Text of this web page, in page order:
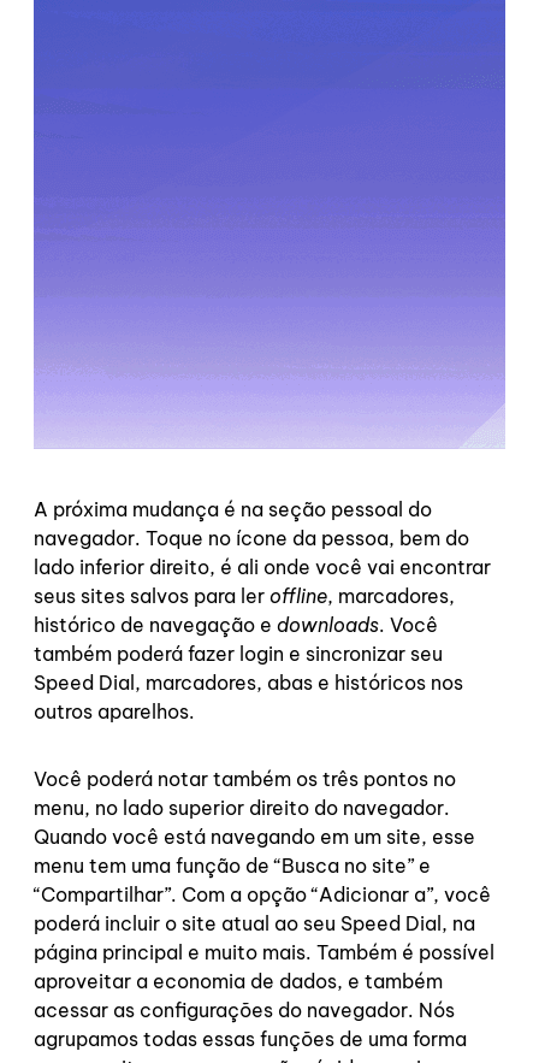
A próxima mudança é na seção pessoal do
navegador. Toque no ícone da pessoa, bem do
lado inferior direito, é ali onde você vai encontrar
seus sites salvos para ler offline, marcadores,
histórico de navegação e downloads. Você
também poderá fazer login e sincronizar seu
Speed Dial, marcadores, abas e históricos nos
outros aparelhos.
Você poderá notar também os três pontos no
menu, no lado superior direito do navegador.
Quando você está navegando em um site, esse
menu tem uma função de “Busca no site” e
“Compartilhar”. Com a opção “Adicionar a”, você
poderá incluir o site atual ao seu Speed Dial, na
página principal e muito mais. Também é possível
aproveitar a economia de dados, e também
acessar as configurações do navegador. Nós
agrupamos todas essas funções de uma forma